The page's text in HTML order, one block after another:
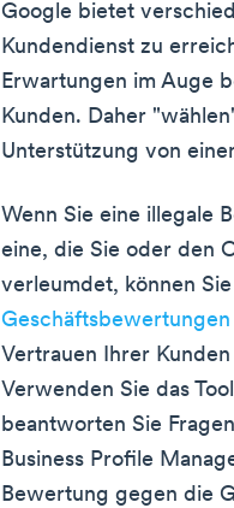
Google bietet
Kundendienst zu
Erwartungen im Auge
Kunden. Daher
Unterstützung von
Wenn Sie eine illegale
eine, die Sie oder den
verleumdet, können
Geschäftsbewertungen
Vertrauen Ihrer
Verwenden Sie das
beantworten Sie
Business Profile
Bewertung gegen die